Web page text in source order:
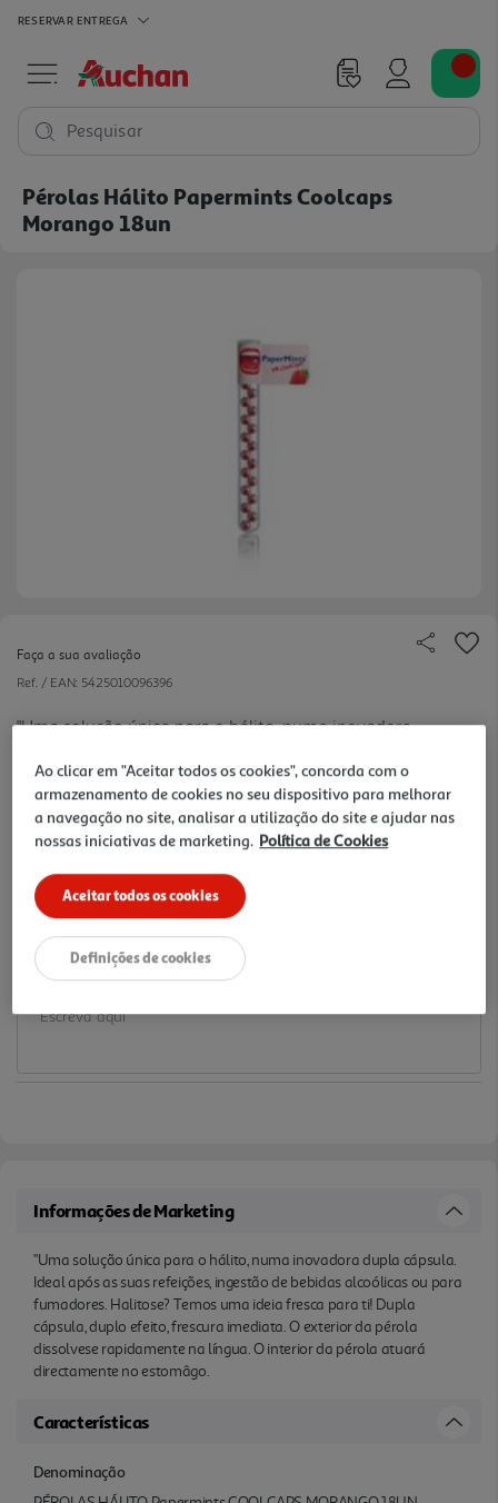
RESERVAR ENTREGA
Pesquisar
Pérolas Hálito Papermints Coolcaps
Morango 18un
Faça a sua avaliação
Ref. / EAN: 5425010096396
"Uma solução única para o hálito, numa inovadora
ingestão de bebidas alcoólicas ou para fumadores.
Halitose? Temos uma ideia fresca para ti! Dupla
cápsula, duplo efeito, frescura imediata. O exterior
interior da pérola atuará directamente no
estomâgo.
3.01 €/un
3,01 €
Notas de preparação
Informações de Marketing
"Uma solução única para o hálito, numa inovadora dupla cápsula.
Ideal após as suas refeições, ingestão de bebidas alcoólicas ou para
fumadores. Halitose? Temos uma ideia fresca para ti! Dupla
cápsula, duplo efeito, frescura imediata. O exterior da pérola
dissolvese rapidamente na língua. O interior da pérola atuará
directamente no estomâgo.
Características
Denominação
Ao clicar em "Aceitar todos os cookies", concorda com o
armazenamento de cookies no seu dispositivo para melhorar
a navegação no site, analisar a utilização do site e ajudar nas
nossas iniciativas de marketing. Política de Cookies
Aceitar todos os cookies
Definições de cookies